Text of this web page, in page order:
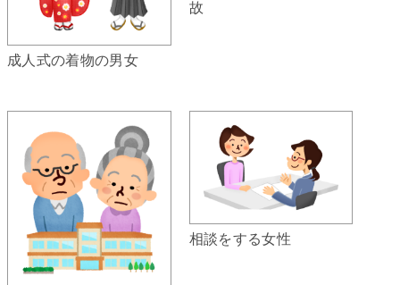
成人式の着物の男女
故
相談をする女性